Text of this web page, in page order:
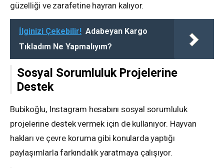
güzelliği ve zarafetine hayran kalıyor.
İlginizi Çekebilir! Adabeyan Kargo
Tıkladım Ne Yapmalıyım?
Sosyal Sorumluluk Projelerine
Destek
Bubikoğlu, Instagram hesabını sosyal sorumluluk
projelerine destek vermek için de kullanıyor. Hayvan
hakları ve çevre koruma gibi konularda yaptığı
paylaşımlarla farkındalık yaratmaya çalışıyor.